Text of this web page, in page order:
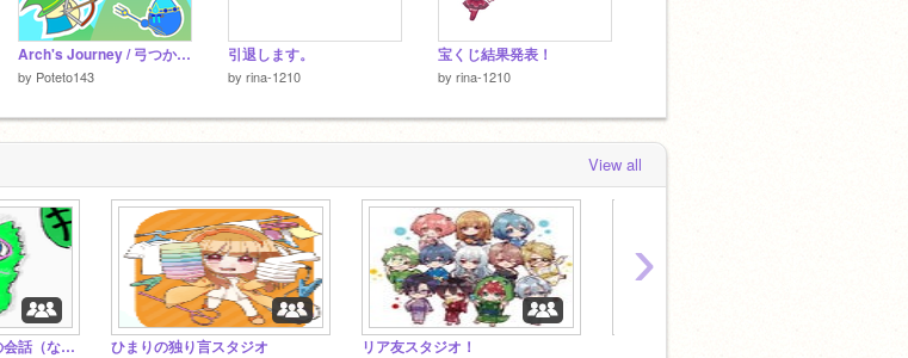
Arch's Journey / 弓つかいアーチの旅
by Poteto143
引退します。
by rina-1210
宝くじ結果発表！
by rina-1210
View all
ゆきポンと仲間たちの会話（なんかぐちっていいよ） ひまりの独り言スタジオ リア友スタジオ！
›